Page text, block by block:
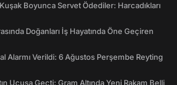
Boyunca Servet Ödediler: Harcadıkları
Doğanları İş Hayatında Öne Geçiren
Alarmı Verildi: 6 Ağustos Perşembe Reyting
Uçuşa Geçti: Gram Altında Yeni Rakam Belli